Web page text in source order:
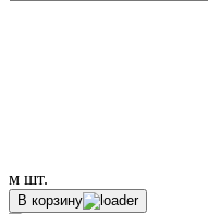
м шт.
В корзину